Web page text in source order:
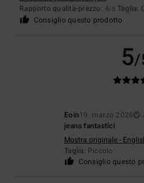
Rapporto qualità-prezzo: 4/5 Taglia:
Consiglio questo prodotto
5/
Eoin19. marzo 2026
jeans fantastici
Mostra originale -
Taglia: Piccolo
Consiglio questo